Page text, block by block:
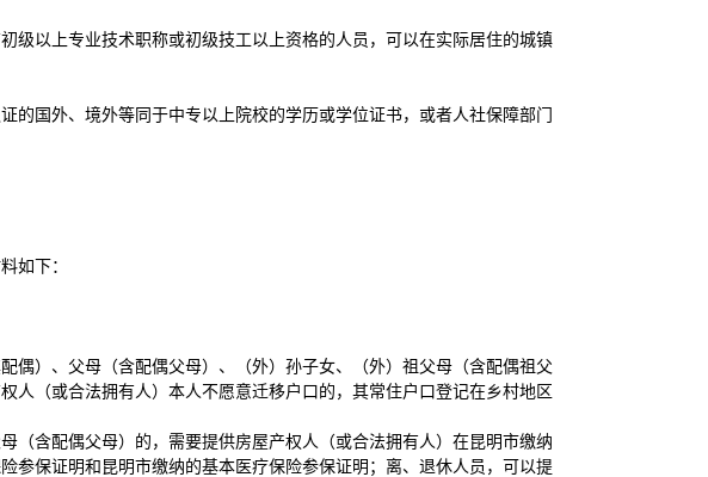
级以上专业技术职称或初级技工以上资格的人员，可以在实际居住的城镇
的国外、境外等同于中专以上院校的学历或学位证书，或者人社保障部门
如下：
偶）、父母（含配偶父母）、（外）孙子女、（外）祖父母（含配偶祖父
人（或合法拥有人）本人不愿意迁移户口的，其常住户口登记在乡村地区
（含配偶父母）的，需要提供房屋产权人（或合法拥有人）在昆明市缴纳
参保证明和昆明市缴纳的基本医疗保险参保证明；离、退休人员，可以提